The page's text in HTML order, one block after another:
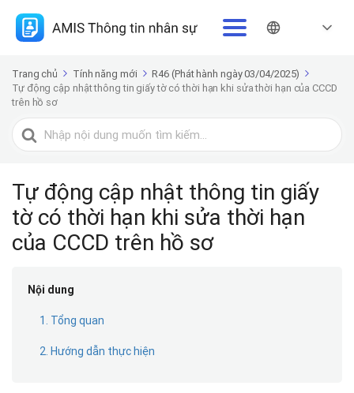
Trang chủ Tính năng mới
R46 (Phát hành ngày 03/04/2025)
Tự động cập nhật thông tin giấy tờ có thời hạn khi sửa thời hạn của CCCD
trên hồ sơ
Tìm
kiếm
Tự động cập nhật thông tin giấy
tờ có thời hạn khi sửa thời hạn
của CCCD trên hồ sơ
Nội dung
1. Tổng quan
2. Hướng dẫn thực hiện